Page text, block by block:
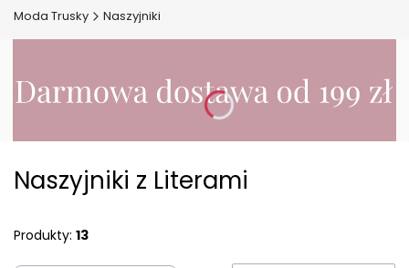
Moda Trusky Naszyjniki
Naszyjniki z Literami
Produkty: 13